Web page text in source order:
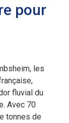
pour
les
fluvial du
Avec 70
tonnes de